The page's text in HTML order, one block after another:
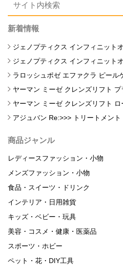
新着情報
ジェノプティクス インフィニット
ジェノプティクス インフィニット
ラロッシュポゼ エファクラ ピール
ヤーマン ミーゼ クレンズリフト プ
ヤーマン ミーゼ クレンズリフト ロ
アジュバン Re:>>> トリートメン
商品ジャンル
レディースファッション・小物
メンズファッション・小物
食品・スイーツ・ドリンク
インテリア・日用雑貨
キッズ・ベビー・玩具
美容・コスメ・健康・医薬品
スポーツ・ホビー
ペット・花・DIY工具